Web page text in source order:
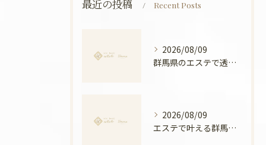
最近の投稿 Recent Posts
2026/08/09
群馬県のエステで透明感アップするためのポイントと実感できる理由
2026/08/09
エステで叶える群馬県前橋市の美姿勢と全身バランスアップ徹底ガイド